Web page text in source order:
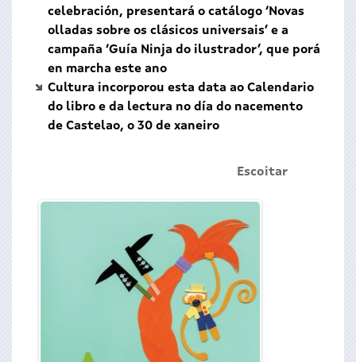
celebración, presentará o catálogo ‘Novas
olladas sobre os clásicos universais’ e a
campaña ‘Guía Ninja do ilustrador’, que porá
en marcha este ano
Cultura incorporou esta data ao Calendario
do libro e da lectura no día do nacemento
de Castelao, o 30 de xaneiro
Escoitar